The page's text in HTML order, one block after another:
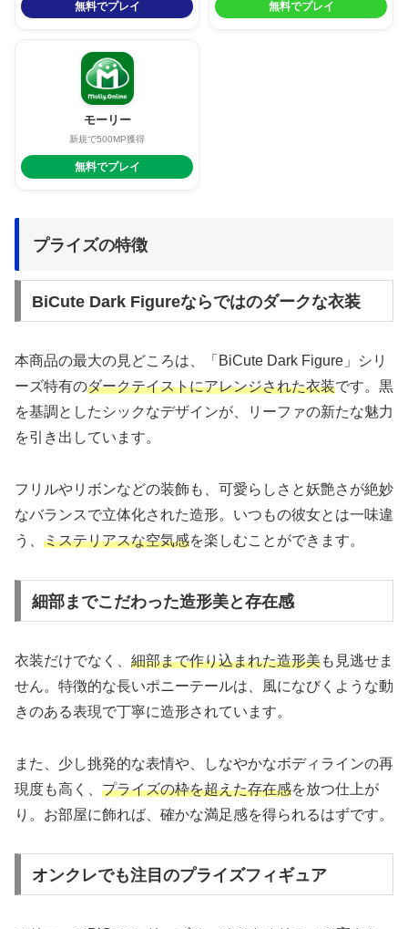
無料でプレイ 無料でプレイ
モーリー
新規で500MP獲得
無料でプレイ
プライズの特徴
BiCute Dark Figureならではのダークな衣装
本商品の最大の見どころは、「BiCute Dark Figure」シリ
ーズ特有のダークテイストにアレンジされた衣装です。黒
を基調としたシックなデザインが、リーファの新たな魅力
を引き出しています。
フリルやリボンなどの装飾も、可愛らしさと妖艶さが絶妙
なバランスで立体化された造形。いつもの彼女とは一味違
う、 ミステリアスな空気感を楽しむことができます。
細部までこだわった造形美と存在感
衣装だけでなく、 細部まで作り込まれた造形美も見逃せま
せん。特徴的な長いポニーテールは、風になびくような動
きのある表現で丁寧に造形されています。
また、少し挑発的な表情や、しなやかなボディラインの再
現度も高く、 プライズの枠を超えた存在感を放つ仕上が
り。お部屋に飾れば、確かな満足感を得られるはずです。
オンクレでも注目のプライズフィギュア